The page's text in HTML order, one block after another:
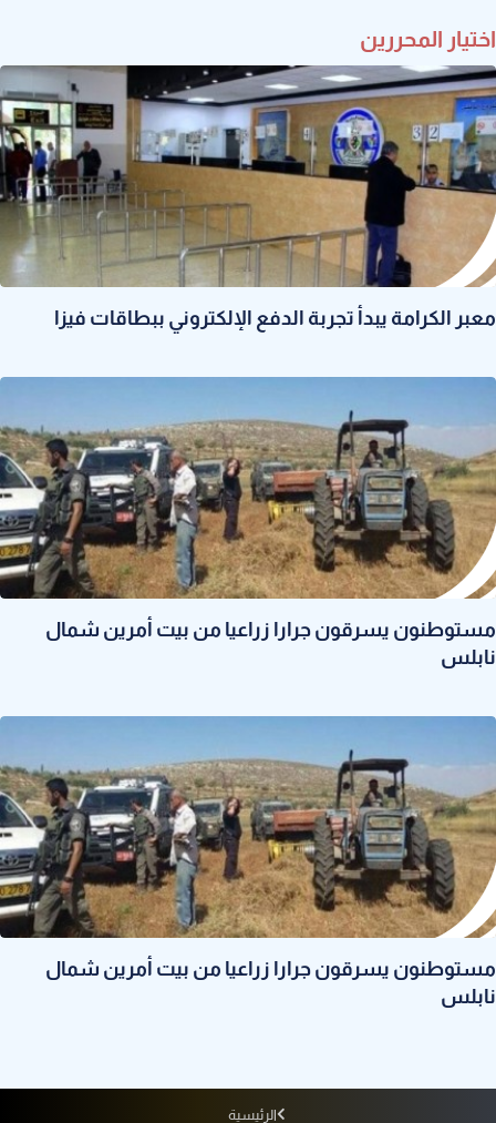
اختيار المحررين
معبر الكرامة يبدأ تجربة الدفع الإلكتروني ببطاقات فيزا
مستوطنون يسرقون جرارا زراعيا من بيت أمرين شمال
نابلس
مستوطنون يسرقون جرارا زراعيا من بيت أمرين شمال
نابلس
الرئيسية